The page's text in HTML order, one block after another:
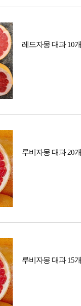
레드자몽 대과 10개
루비자몽 대과 20개
루비자몽 대과 15개